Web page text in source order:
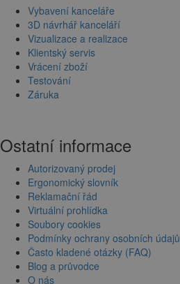
Vybavení kanceláře
3D návrhář kanceláří
Vizualizace a realizace
Klientský servis
Vrácení zboží
Testování
Záruka
Ostatní informace
Autorizovaný prodej
Ergonomický slovník
Reklamační řád
Virtuální prohlídka
Soubory cookies
Podmínky ochrany osobních údajů
Často kladené otázky (FAQ)
Blog a průvodce
O nás